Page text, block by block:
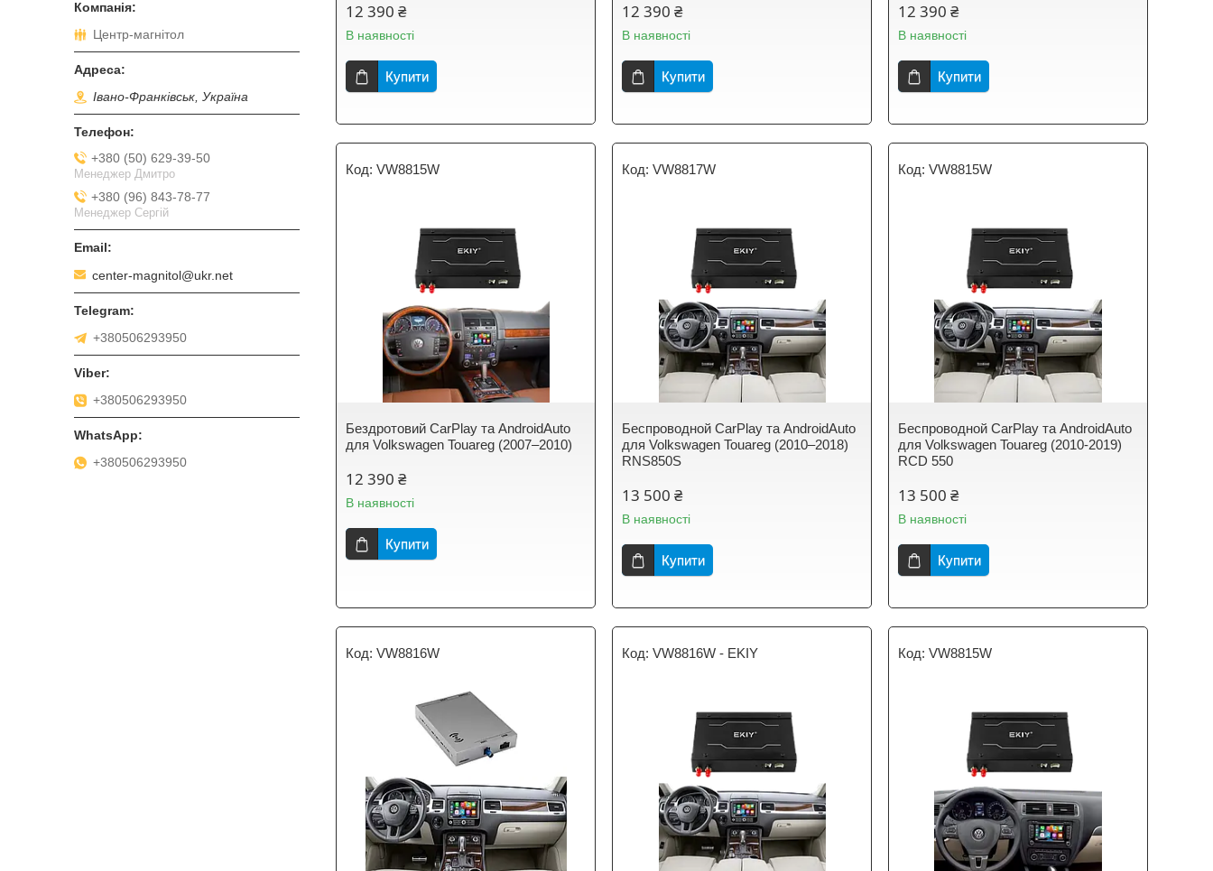
12 390 ₴
В наявності
Купити
12 390 ₴
В наявності
Купити
12 390 ₴
В наявності
Купити
VW8815W
Бездротовий CarPlay та AndroidAuto
для Volkswagen Touareg (2007–2010)
12 390 ₴
В наявності
Купити
VW8817W
Беспроводной CarPlay та AndroidAuto
для Volkswagen Touareg (2010–2018)
RNS850S
13 500 ₴
В наявності
Купити
VW8815W
Беспроводной CarPlay та AndroidAuto
для Volkswagen Touareg (2010-2019)
RCD 550
13 500 ₴
В наявності
Купити
VW8816W VW8816W - EKIY VW8815W
Центр-магнітол
Івано-Франківськ, Україна
+380 (50) 629-39-50
Менеджер Дмитро
+380 (96) 843-78-77
Менеджер Сергій
center-magnitol@ukr.net
+380506293950
+380506293950
+380506293950